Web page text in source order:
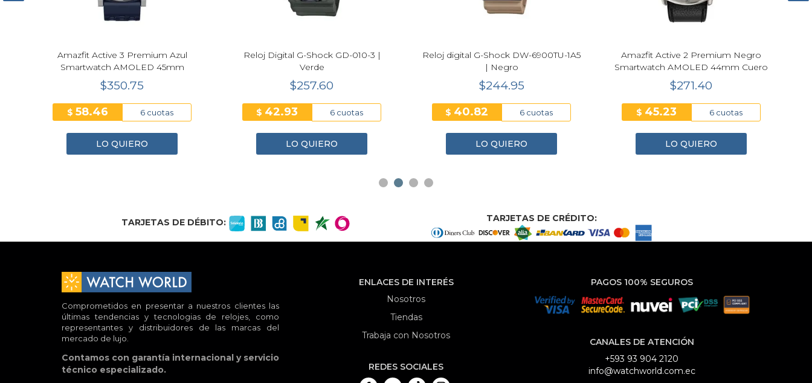
Amazfit Active 3 Premium Azul
Smartwatch AMOLED 45mm
$350.75
$ 58.46 6 cuotas
LO QUIERO
Reloj Digital G-Shock GD-010-3 |
Verde
$257.60
$ 42.93 6 cuotas
LO QUIERO
Reloj digital G-Shock DW-6900TU-1A5
| Negro
$244.95
$ 40.82 6 cuotas
LO QUIERO
Amazfit Active 2 Premium Negro
Smartwatch AMOLED 44mm Cuero
$271.40
$ 45.23 6 cuotas
LO QUIERO
TARJETAS DE DÉBITO: TARJETAS DE CRÉDITO:
Comprometidos en presentar a nuestros clientes las
últimas tendencias y tecnologias de relojes, como
representantes y distribuidores de las marcas del
mercado de lujo.
Contamos con garantía internacional y servicio
técnico especializado.
ENLACES DE INTERÉS
Nosotros
Tiendas
Trabaja con Nosotros
REDES SOCIALES
PAGOS 100% SEGUROS
CANALES DE ATENCIÓN
+593 93 904 2120
info@watchworld.com.ec